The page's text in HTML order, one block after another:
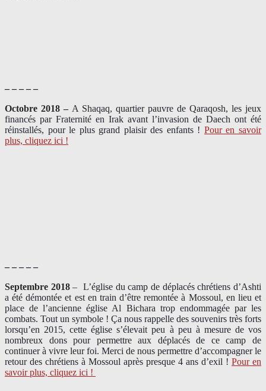
– – – – –
Octobre 2018 – A Shaqaq, quartier pauvre de Qaraqosh, les jeux
financés par Fraternité en Irak​ avant l’invasion de Daech ont été
réinstallés, pour le plus grand plaisir des enfants ! Pour en savoir
plus, cliquez ici !
– – – – –
Septembre 2018– L’église du camp de déplacés chrétiens d’Ashti
a été démontée et est en train d’être remontée à Mossoul, en lieu et
place de l’ancienne église Al Bichara trop endommagée par les
combats. Tout un symbole ! Ça nous rappelle des souvenirs très forts
lorsqu’en 2015, cette église s’élevait peu à peu à mesure de vos
nombreux dons pour permettre aux déplacés de ce camp de
continuer à vivre leur foi. Merci de nous permettre d’accompagner le
retour des chrétiens à Mossoul après presque 4 ans d’exil ! Pour en
savoir plus, cliquez ici !